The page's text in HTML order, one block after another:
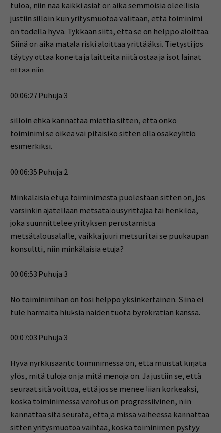
tuloa, niin nää kaikki asiat on aika semmoisia oleellisia
justiin silloin kun yritysmuotoa valitaan, että toiminimi
on todella hyvä. Tykkään siitä, että se on helppo aloittaa.
Siinä on aika matala riski aloittaa yrittäjäksi. Tietysti jos
täytyy ottaa koneita ja laitteita niitä ostaa ja isot lainat
ottaa niin
00:06:27 Puhuja 3
silloin ehkä kannattaa miettiä sitten, että onko
toiminimi se oikea vai pitäisikö sitten olla osakeyhtiö
esimerkiksi.
00:06:35 Puhuja 2
Minkälaisia etuja toiminimestä puolestaan sitten on, jos
varsinkin ajatellaan metsätalousyrittäjää tai henkilöä,
joka suunnittelee yrityksen perustamista
metsätalousalalle, vaikka juuri metsuri tai se puukaupan
konsultti, niin minkälaisia etuja?
00:06:53 Puhuja 3
No toiminimihän on tosi helppo yksinkertainen. Siinä ei
tule harmaita hiuksia näiden tuota byrokratian kanssa.
00:07:03 Puhuja 3
Hyvä nyrkkisääntö toiminimessä on, että muistat kirjata
ylös, mitä tuloja on ja mitä menoja on. Ja justiin se, että
seuraat sitä voittoa, että jos se menee liian korkeaksi,
koska toiminimessä verotus on progressiivinen, niin
kannattaa sitä seurata, että ja missä vaiheessa kannattaa
sitten yritysmuotoa vaihtaa, koska toiminimen pystyy